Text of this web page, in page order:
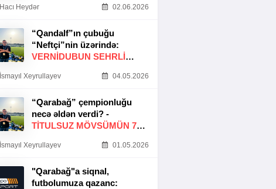
Hacı Heydər 02.06.2026
“Qandalf”ın çubuğu
“Neftçi”nin üzərində:
VERNİDUBUN SEHRLİ
İsmayıl Xeyrullayev 04.05.2026
“Qarabağ” çempionluğu
necə əldən verdi? -
TITULSUZ MÖVSÜMÜN 7
İsmayıl Xeyrullayev 01.05.2026
"Qarabağ"a siqnal,
futbolumuza qazanc: